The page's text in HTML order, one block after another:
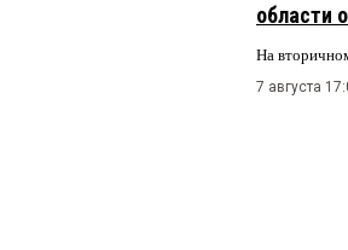
области
На
7 августа